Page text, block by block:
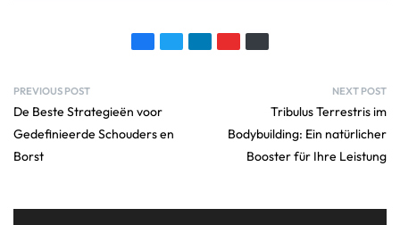
PREVIOUS POST
De Beste Strategieën voor
Gedefinieerde Schouders en
Borst
NEXT POST
Tribulus Terrestris im
Bodybuilding: Ein natürlicher
Booster für Ihre Leistung